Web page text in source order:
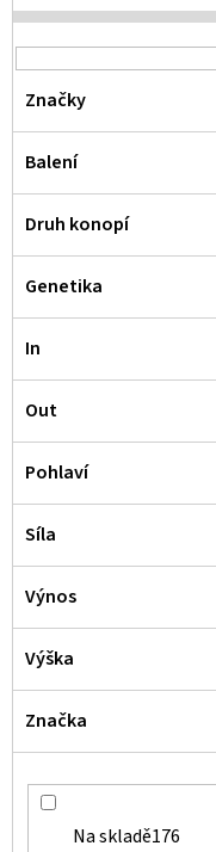
Na skladě176
Značky
Balení
Druh konopí
Genetika
In
Out
Pohlaví
Síla
Výnos
Výška
Značka